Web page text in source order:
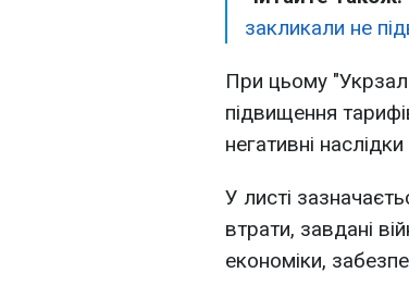
закликали не
При цьому
підвищення
негативні
У листі
втрати, завдані
економіки,